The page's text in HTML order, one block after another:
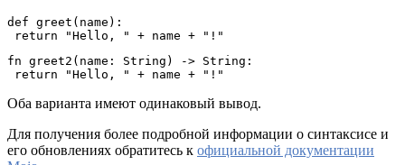
def greet(name):
return "Hello, " + name + "!"
fn greet2(name: String) -> String:
return "Hello, " + name + "!"
Оба варианта имеют одинаковый вывод.
Для получения более подробной информации о синтаксисе и
его обновлениях обратитесь к официальной документации